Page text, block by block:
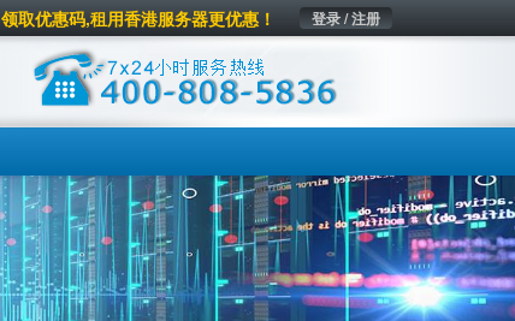
登录 / 注册
领取优惠码,租用香港服务器更优惠！